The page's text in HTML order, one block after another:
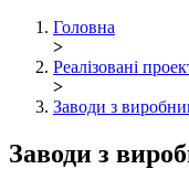
Головна
>
Реалізовані
>
Заводи з
Заводи з